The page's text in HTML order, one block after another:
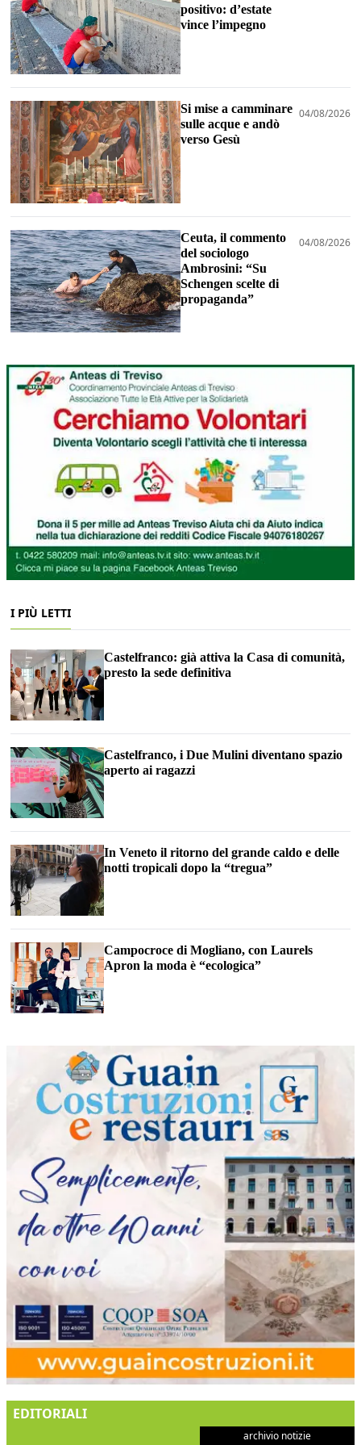
positivo: d’estate
vince l’impegno
Si mise a camminare
sulle acque e andò
verso Gesù
04/08/2026
Ceuta, il commento
del sociologo
Ambrosini: “Su
Schengen scelte di
propaganda”
04/08/2026
I PIÙ LETTI
Castelfranco: già attiva la Casa di comunità,
presto la sede definitiva
Castelfranco, i Due Mulini diventano spazio
aperto ai ragazzi
In Veneto il ritorno del grande caldo e delle
notti tropicali dopo la “tregua”
Campocroce di Mogliano, con Laurels
Apron la moda è “ecologica”
EDITORIALI
archivio notizie